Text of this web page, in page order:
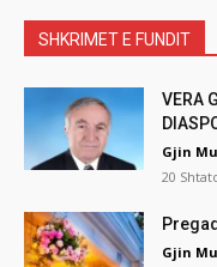
SHKRIMET E FUNDIT
VERA
Gjin
20
Gjin